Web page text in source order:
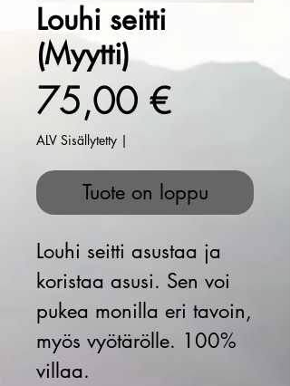
Louhi seitti
(Myytti)
75,00 €Hinta
ALV Sisällytetty |
Tuote on loppu
Louhi seitti asustaa ja
koristaa asusi. Sen voi
pukea monilla eri tavoin,
myös vyötärölle. 100%
villaa.